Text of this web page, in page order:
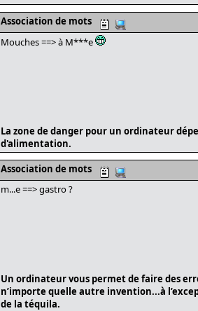
Association de mots
Mouches ==> à M***e
La zone de danger pour un ordinateur
d'alimentation.
Association de mots
m...e ==> gastro ?
Un ordinateur vous permet de faire des
n’importe quelle autre invention...à
de la téquila.